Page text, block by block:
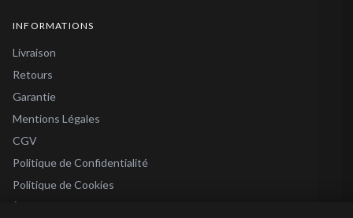
INFORMATIONS
Livraison
Retours
Garantie
Mentions Légales
CGV
Politique de Confidentialité
Politique de Cookies
À Propos